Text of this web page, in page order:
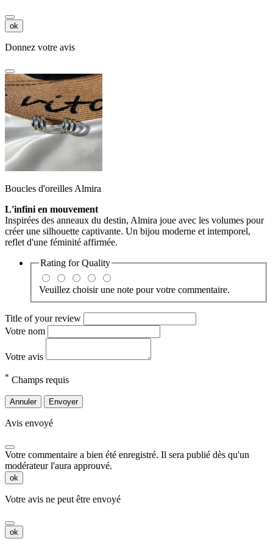
ok
Donnez votre avis
Boucles d'oreilles Almira
L'infini en mouvement
Inspirées des anneaux du destin, Almira joue avec les volumes pour
créer une silhouette captivante. Un bijou moderne et intemporel,
reflet d'une féminité affirmée.
Rating forQuality
Veuillez choisir une note pour votre commentaire.
Title of your review
Votre nom
Votre avis
* Champs requis
Annuler Envoyer
Avis envoyé
Votre commentaire a bien été enregistré. Il sera publié dès qu'un
modérateur l'aura approuvé.
ok
Votre avis ne peut être envoyé
ok